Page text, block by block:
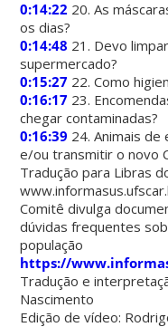
0:14:22 20. As
os dias?
0:14:48 21. Devo
supermercado?
0:15:27 22. Como
0:16:17 23.
chegar contaminadas?
0:16:39 24. Animais
e/ou transmitir o novo
Tradução para Libras
Comitê divulga
dúvidas frequentes
população
https://
Tradução e
Nascimento
Edição de vídeo: